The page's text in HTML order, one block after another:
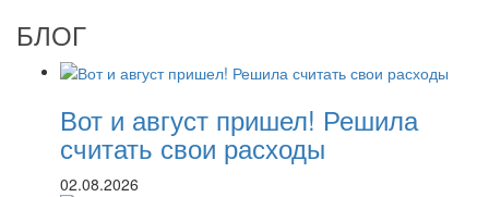
БЛОГ
Вот и август пришел! Решила
считать свои расходы
02.08.2026